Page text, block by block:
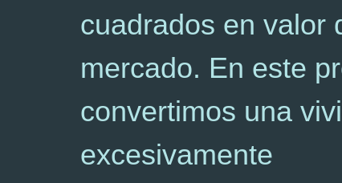
cuadrados en valor
mercado. En este
convertimos una
excesivamente